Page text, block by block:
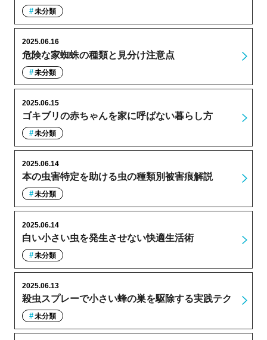
未分類
危険な家蜘蛛の種類と見分け注意点
2025.06.16
未分類
ゴキブリの赤ちゃんを家に呼ばない暮らし方
2025.06.15
未分類
本の虫害特定を助ける虫の種類別被害痕解説
2025.06.14
未分類
白い小さい虫を発生させない快適生活術
2025.06.14
未分類
殺虫スプレーで小さい蜂の巣を駆除する実践テク
2025.06.13
未分類